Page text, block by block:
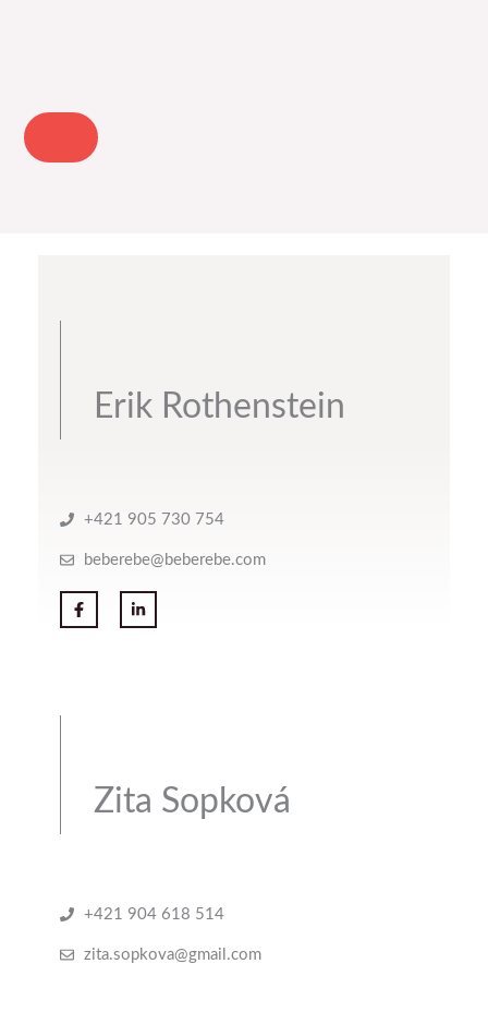
Erik Rothenstein
+421 905 730 754
beberebe@beberebe.com
Zita Sopková
+421 904 618 514
zita.sopkova@gmail.com